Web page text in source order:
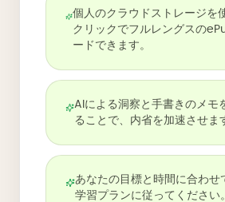
個人のクラウドストレージを
クリックでフルレングスの
ードできます。
AIによる洞察と手書きのメモ
ることで、内省を加速させま
あなたの目標と時間に合わせ
学習プランに従ってください。